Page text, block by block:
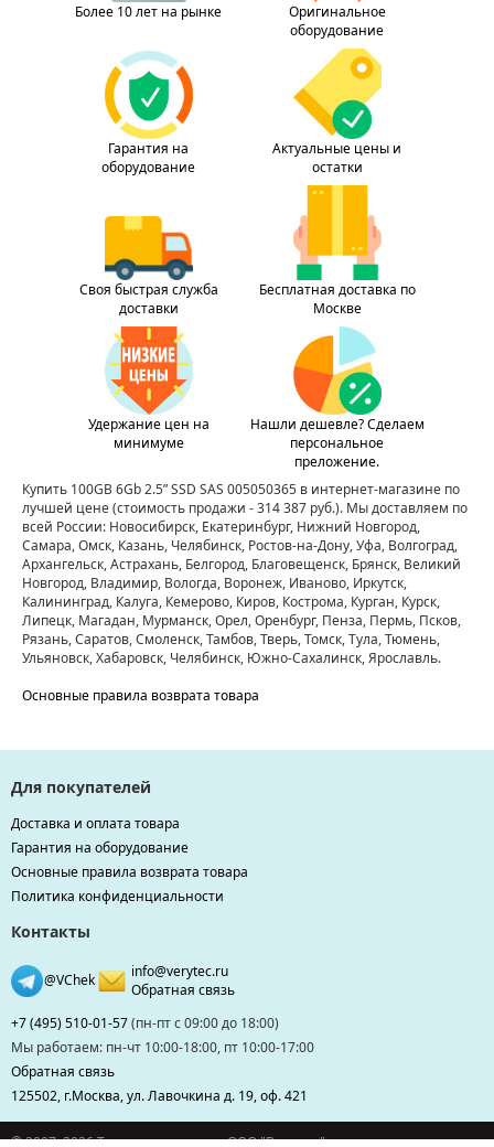
Более 10 лет на рынке
Оригинальное
оборудование
Гарантия на
оборудование
Актуальные цены и
остатки
Своя быстрая служба
доставки
Бесплатная доставка по
Москве
Удержание цен на
минимуме
Нашли дешевле? Сделаем
персональное
преложение.
Купить 100GB 6Gb 2.5” SSD SAS 005050365 в интернет-магазине по
лучшей цене(стоимость продажи - 314 387 руб.). Мы доставляем по
всей России: Новосибирск, Екатеринбург, Нижний Новгород,
Самара, Омск, Казань, Челябинск, Ростов-на-Дону, Уфа, Волгоград,
Архангельск, Астрахань, Белгород, Благовещенск, Брянск, Великий
Новгород, Владимир, Вологда, Воронеж, Иваново, Иркутск,
Калининград, Калуга, Кемерово, Киров, Кострома, Курган, Курск,
Липецк, Магадан, Мурманск, Орел, Оренбург, Пенза, Пермь, Псков,
Рязань, Саратов, Смоленск, Тамбов, Тверь, Томск, Тула, Тюмень,
Ульяновск, Хабаровск, Челябинск, Южно-Сахалинск, Ярославль.
Основные правила возврата товара
Для покупателей
Доставка и оплата товара
Гарантия на оборудование
Основные правила возврата товара
Политика конфиденциальности
Контакты
@VChek
info@verytec.ru
Обратная связь
+7 (495) 510-01-57(пн-пт с 09:00 до 18:00)
Мы работаем: пн-чт 10:00-18:00, пт 10:00-17:00
Обратная связь
125502, г.Москва, ул. Лавочкина д. 19, оф. 421
© 2007–2026 Торговая компания ООО "Веритек"